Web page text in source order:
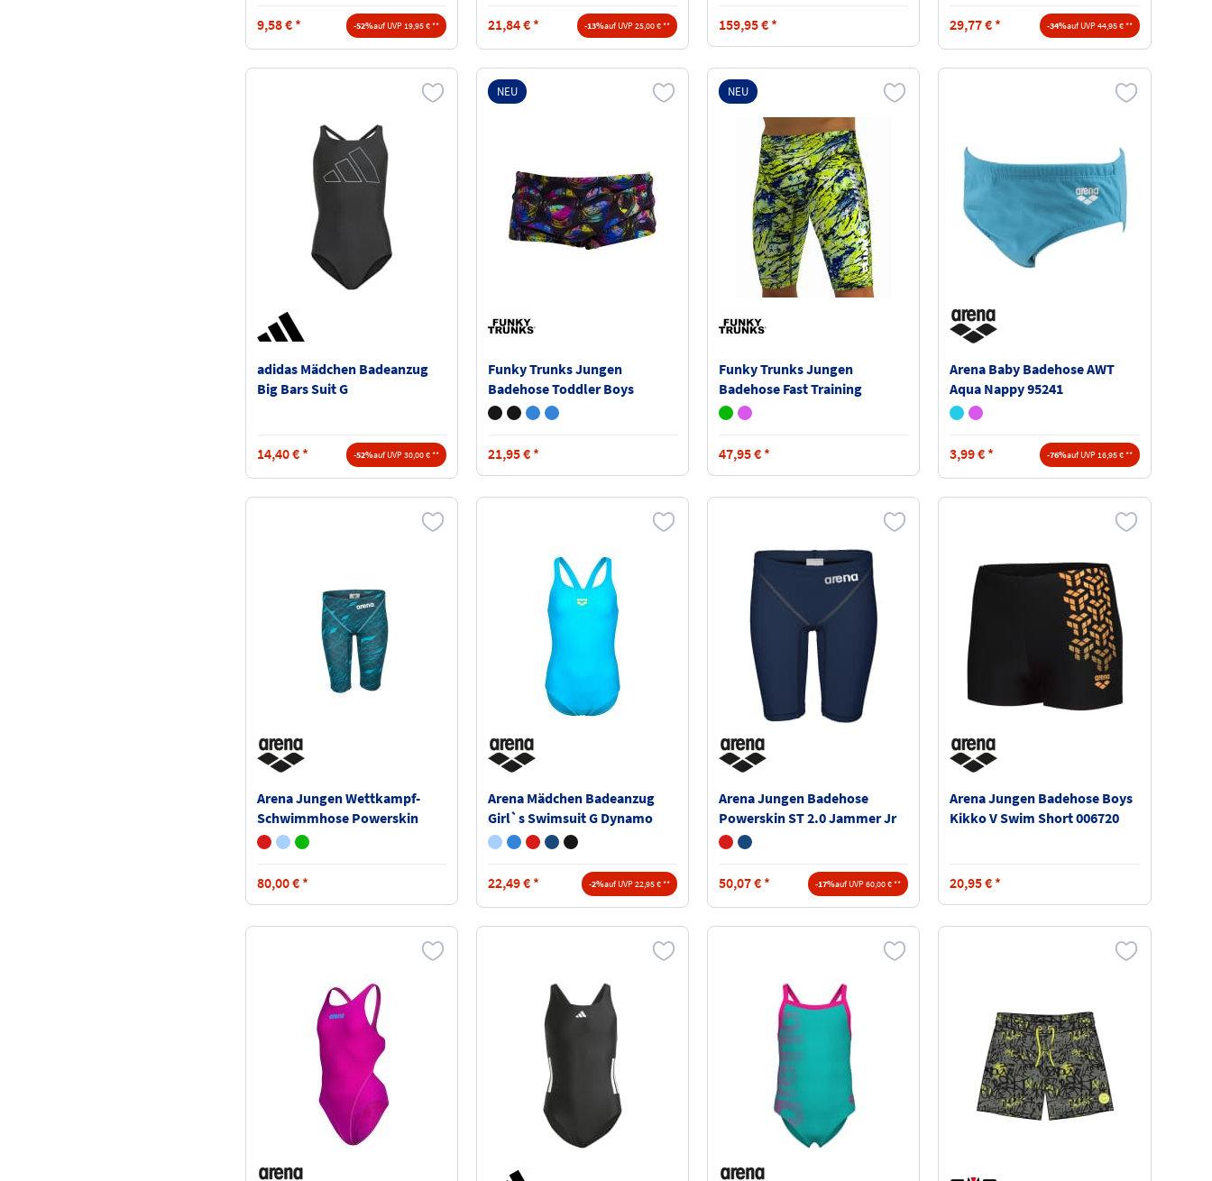
9,58€ * -52%auf UVP 19,95 € ** 21,84€ * -13%auf UVP 25,00 € ** 159,95€ * 29,77€ * -34%auf UVP 44,95 € **
adidas Mädchen Badeanzug
Big Bars Suit G
14,40€ * -52%auf UVP 30,00 € **
NEU
Funky Trunks Jungen
Badehose Toddler Boys
Printed Trunk FTS002B
21,95€ *
NEU
Funky Trunks Jungen
Badehose Fast Training
Jammers FTS088B
47,95€ *
Arena Baby Badehose AWT
Aqua Nappy 95241
3,99€ * -76%auf UVP 16,95 € **
Arena Jungen Wettkampf-
Schwimmhose Powerskin
Next Jammer Jr 006352
80,00€ *
Arena Mädchen Badeanzug
Girl`s Swimsuit G Dynamo
006494
22,49€ * -2%auf UVP 22,95 € **
Arena Jungen Badehose
Powerskin ST 2.0 Jammer Jr
2A958
50,07€ * -17%auf UVP 60,00 € **
Arena Jungen Badehose Boys
Kikko V Swim Short 006720
20,95€ *